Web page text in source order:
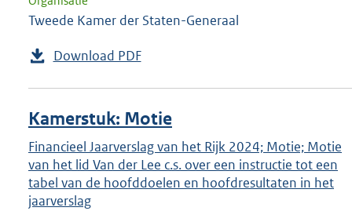
Tweede Kamer der Staten-Generaal
Download PDF
Kamerstuk: Motie
Financieel Jaarverslag van het Rijk 2024; Motie; Motie
van het lid Van der Lee c.s. over een instructie tot een
tabel van de hoofddoelen en hoofdresultaten in het
jaarverslag